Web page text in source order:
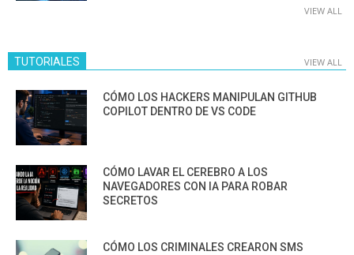
VIEW ALL
TUTORIALES VIEW ALL
CÓMO LOS HACKERS MANIPULAN GITHUB
COPILOT DENTRO DE VS CODE
CÓMO LAVAR EL CEREBRO A LOS
NAVEGADORES CON IA PARA ROBAR
SECRETOS
CÓMO LOS CRIMINALES CREARON SMS